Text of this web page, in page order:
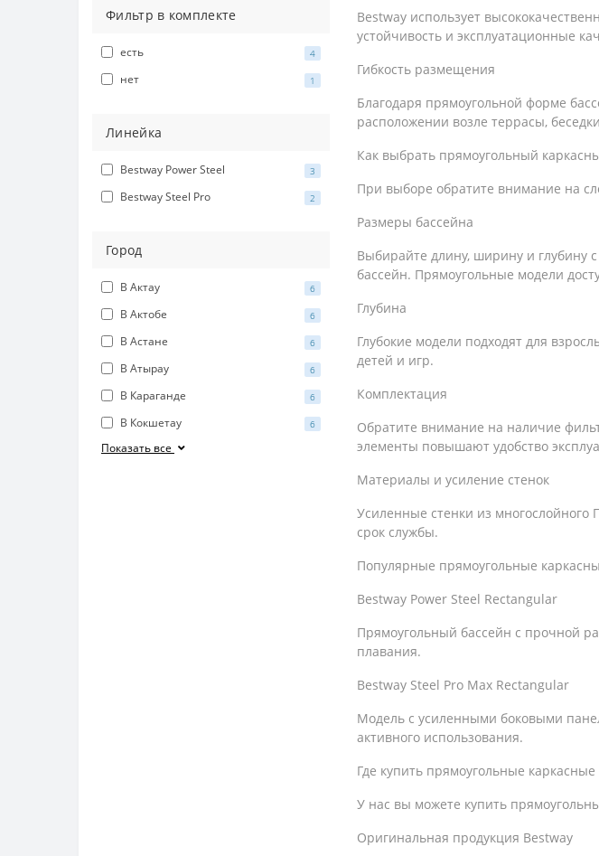
Фильтр в комплекте
есть 4
нет 1
Линейка
Bestway Power Steel 3
Bestway Steel Pro 2
Город
В Актау 6
В Актобе 6
В Астане 6
В Атырау 6
В Караганде 6
В Кокшетау 6
Показать все
Bestway использует
устойчивость и эксплуатационные
Гибкость размещения
Благодаря прямоугольной форме
расположении возле террасы,
Как выбрать прямоугольный
При выборе обратите внимание на
Размеры бассейна
Выбирайте длину, ширину и глубину
бассейн. Прямоугольные модели
Глубина
Глубокие модели подходят для
детей и игр.
Комплектация
Обратите внимание на наличие
элементы повышают удобство
Материалы и усиление стенок
Усиленные стенки из
срок службы.
Популярные прямоугольные
Bestway Power Steel Rectangular
Прямоугольный бассейн с прочной
плавания.
Bestway Steel Pro Max Rectangular
Модель с усиленными боковыми
активного использования.
Где купить прямоугольные
У нас вы можете купить
Оригинальная продукция Bestway